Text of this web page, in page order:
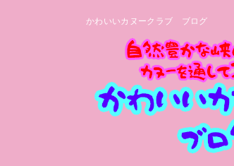
かわいいカヌークラブ ブログ